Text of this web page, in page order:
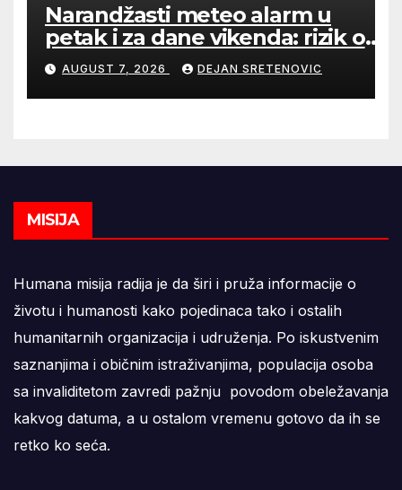
Narandžasti meteo alarm u
petak i za dane vikenda: rizik od
nastanka i širenja požara na
otvorenom i dalje veoma visok
AUGUST 7, 2026 DEJAN SRETENOVIC
MISIJA
Humana misija radija je da širi i pruža informacije o
životu i humanosti kako pojedinaca tako i ostalih
humanitarnih organizacija i udruženja. Po iskustvenim
saznanjima i običnim istraživanjima, populacija osoba
sa invaliditetom zavredi pažnju povodom obeležavanja
kakvog datuma, a u ostalom vremenu gotovo da ih se
retko ko seća.